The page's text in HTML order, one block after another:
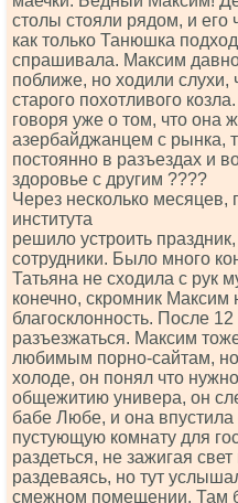
столы стояли рядом, и его
как только Танюшка
спрашивала. Максим
поближе, но ходили слухи,
старого похотливого
говоря уже о том, что она
азербайджанцем с рынка,
постоянно в разъездах и
здоровье с другим ????
Через несколько
института
решило устроить
сотрудники. Было много
Татьяна не сходила с рук
конечно, скромник Максим
благосклонность. После
разъезжаться. Максим
любимым порно-сайтам,
холоде, он понял что
общежитию универа, он
бабе Любе, и она впустила
пустующую комнату для
раздеться, не зажигая
раздеваясь, но тут
смежном помещении. Там